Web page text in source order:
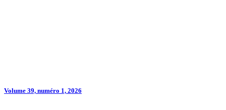
Volume 39, numéro 1, 2026